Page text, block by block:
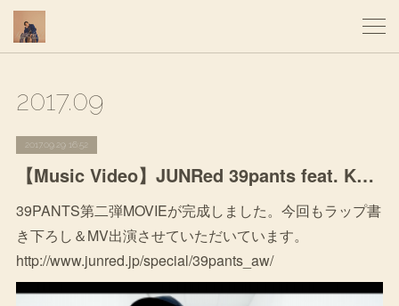
2017.09
2017.09.29 16:52
【Music Video】JUNRed 39pants feat. KEN THE 390
39PANTS第二弾MOVIEが完成しました。今回もラップ書
き下ろし＆MV出演させていただいています。
http://www.junred.jp/special/39pants_aw/